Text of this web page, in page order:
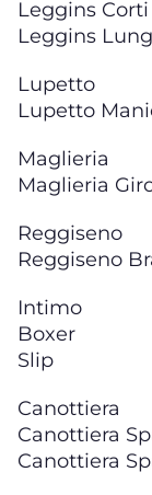
Leggins Corti
Leggins
Lupetto
Lupetto
Maglieria
Maglieria
Reggiseno
Reggiseno
Intimo
Boxer
Slip
Canottiera
Canottiera
Canottiera